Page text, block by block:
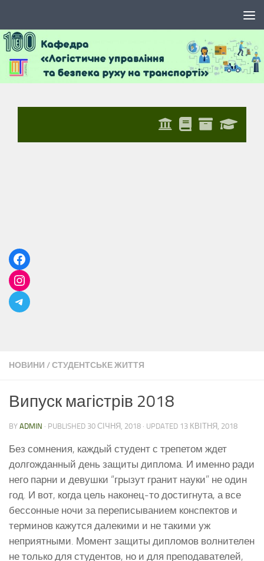
НОВИНИ /СТУДЕНТСЬКЕ ЖИТТЯ
Випуск магістрів 2018
BY ADMIN · PUBLISHED 30 СІЧНЯ, 2018 · UPDATED 13 КВІТНЯ, 2018
Без сомнения, каждый студент с трепетом ждет
долгожданный день защиты диплома. И именно ради
него парни и девушки “грызут гранит науки” не один
год. И вот, когда цель наконец-то достигнута, а все
бессонные ночи за переписыванием конспектов и
терминов кажутся далекими и не такими уж
неприятными. Момент защиты дипломов волнителен
не только для студентов, но и для преподавателей,